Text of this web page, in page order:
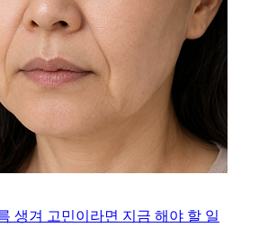
생겨 고민이라면 지금 해야 할 일